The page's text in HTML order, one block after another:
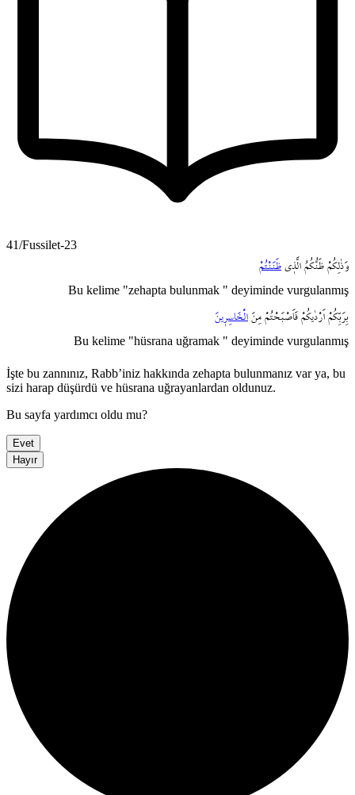
41/Fussilet-23
وَذٰلِكُمْ ظَنُّكُمُ الَّذ۪ي ظَنَنْتُمْ
Bu kelime "zehapta bulunmak " deyiminde vurgulanmış
بِرَبِّكُمْ اَرْدٰيكُمْ فَاَصْبَحْتُمْ مِنَ الْخَاسِر۪ينَ
Bu kelime "hüsrana uğramak " deyiminde vurgulanmış
İşte bu zannınız, Rabb’iniz hakkında zehapta bulunmanız var ya, bu
sizi harap düşürdü ve hüsrana uğrayanlardan oldunuz.
Bu sayfa yardımcı oldu mu?
Evet
Hayır